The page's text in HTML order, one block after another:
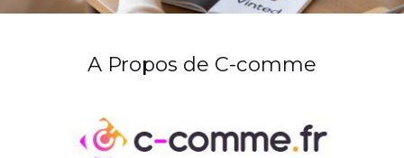
A Propos de C-comme